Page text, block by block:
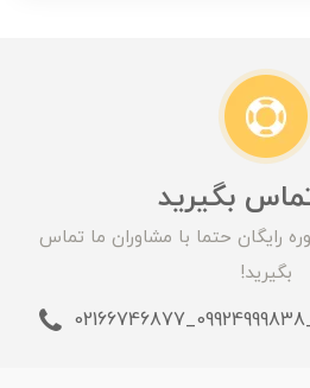
بگیرید
رایگان حتما با مشاوران ما تماس
بگیرید!